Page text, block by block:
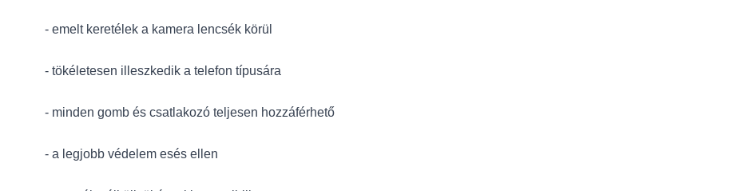
- emelt keretélek a kamera lencsék körül
- tökéletesen illeszkedik a telefon típusára
- minden gomb és csatlakozó teljesen hozzáférhető
- a legjobb védelem esés ellen